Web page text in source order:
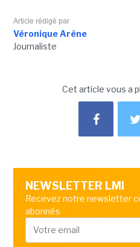
Article rédigé par
Véronique Arène
Journaliste
Cet article vous a
NEWSLETTER LMI
Recevez notre newsletter
abonnés